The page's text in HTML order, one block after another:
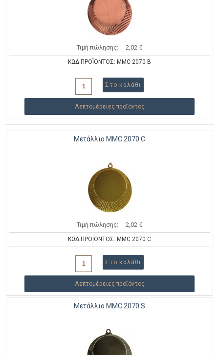
Τιμή πώλησης: 2,02 €
ΚΩΔ.ΠΡΟΪΟΝΤΟΣ: MMC 2070 B
Λεπτομέρειες προϊόντος
Μετάλλιο MMC 2070 C
Τιμή πώλησης: 2,02 €
ΚΩΔ.ΠΡΟΪΟΝΤΟΣ: MMC 2070 C
Λεπτομέρειες προϊόντος
Μετάλλιο MMC 2070 S